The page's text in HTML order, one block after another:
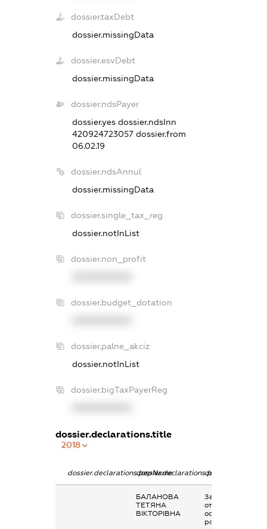
dossier.taxDebt
dossier.missingData
dossier.esvDebt
dossier.missingData
dossier.ndsPayer
dossier.yes dossier.ndsInn
420924723057 dossier.from
06.02.19
dossier.ndsAnnul
dossier.missingData
dossier.single_tax_reg
dossier.notInList
dossier.non_profit
dossier.budget_dotation
dossier.palne_akciz
dossier.notInList
dossier.bigTaxPayerReg
dossier.declarations.title
2018
dossier.declarations.pepNamedossier.declarations.personName
БАЛАНОВА
ТЕТЯНА
ВІКТОРІВНА
Заробітна плата
отримана за
основним місцем
роботи